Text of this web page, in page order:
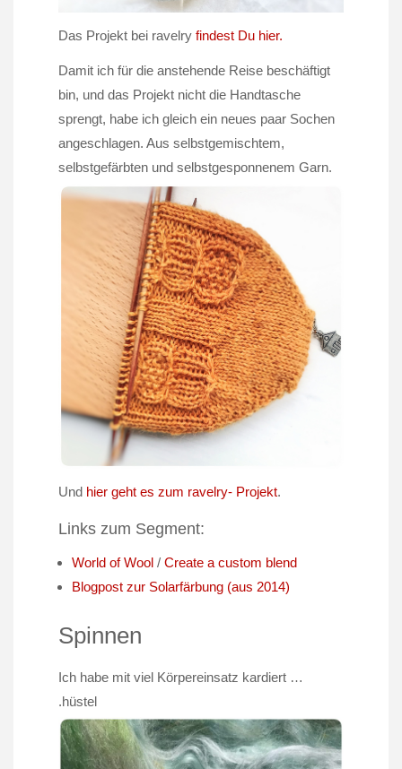
Das Projekt bei ravelry findest Du hier.
Damit ich für die anstehende Reise beschäftigt
bin, und das Projekt nicht die Handtasche
sprengt, habe ich gleich ein neues paar Sochen
angeschlagen. Aus selbstgemischtem,
selbstgefärbten und selbstgesponnenem Garn.
Und hier geht es zum ravelry- Projekt.
Links zum Segment:
World of Wool / Create a custom blend
Blogpost zur Solarfärbung (aus 2014)
Spinnen
Ich habe mit viel Körpereinsatz kardiert …
.hüstel